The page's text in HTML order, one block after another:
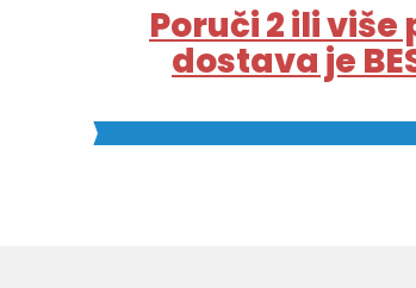
Poruči 2 ili više
dostava je